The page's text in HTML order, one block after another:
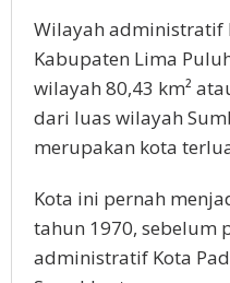
Wilayah administratif
Kabupaten Lima
wilayah 80,43 km²
dari luas wilayah
merupakan kota
Kota ini pernah
tahun 1970, sebelum
administratif Kota